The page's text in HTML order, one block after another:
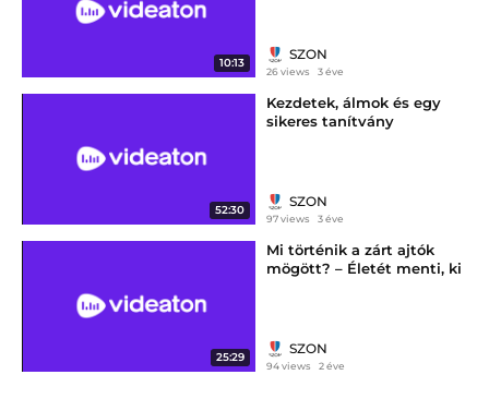
10:13
SZON
26 views 3 éve
52:30
Kezdetek, álmok és egy
sikeres tanítvány
SZON
97 views 3 éve
25:29
Mi történik a zárt ajtók
mögött? – Életét menti, ki
SZON
94 views 2 éve